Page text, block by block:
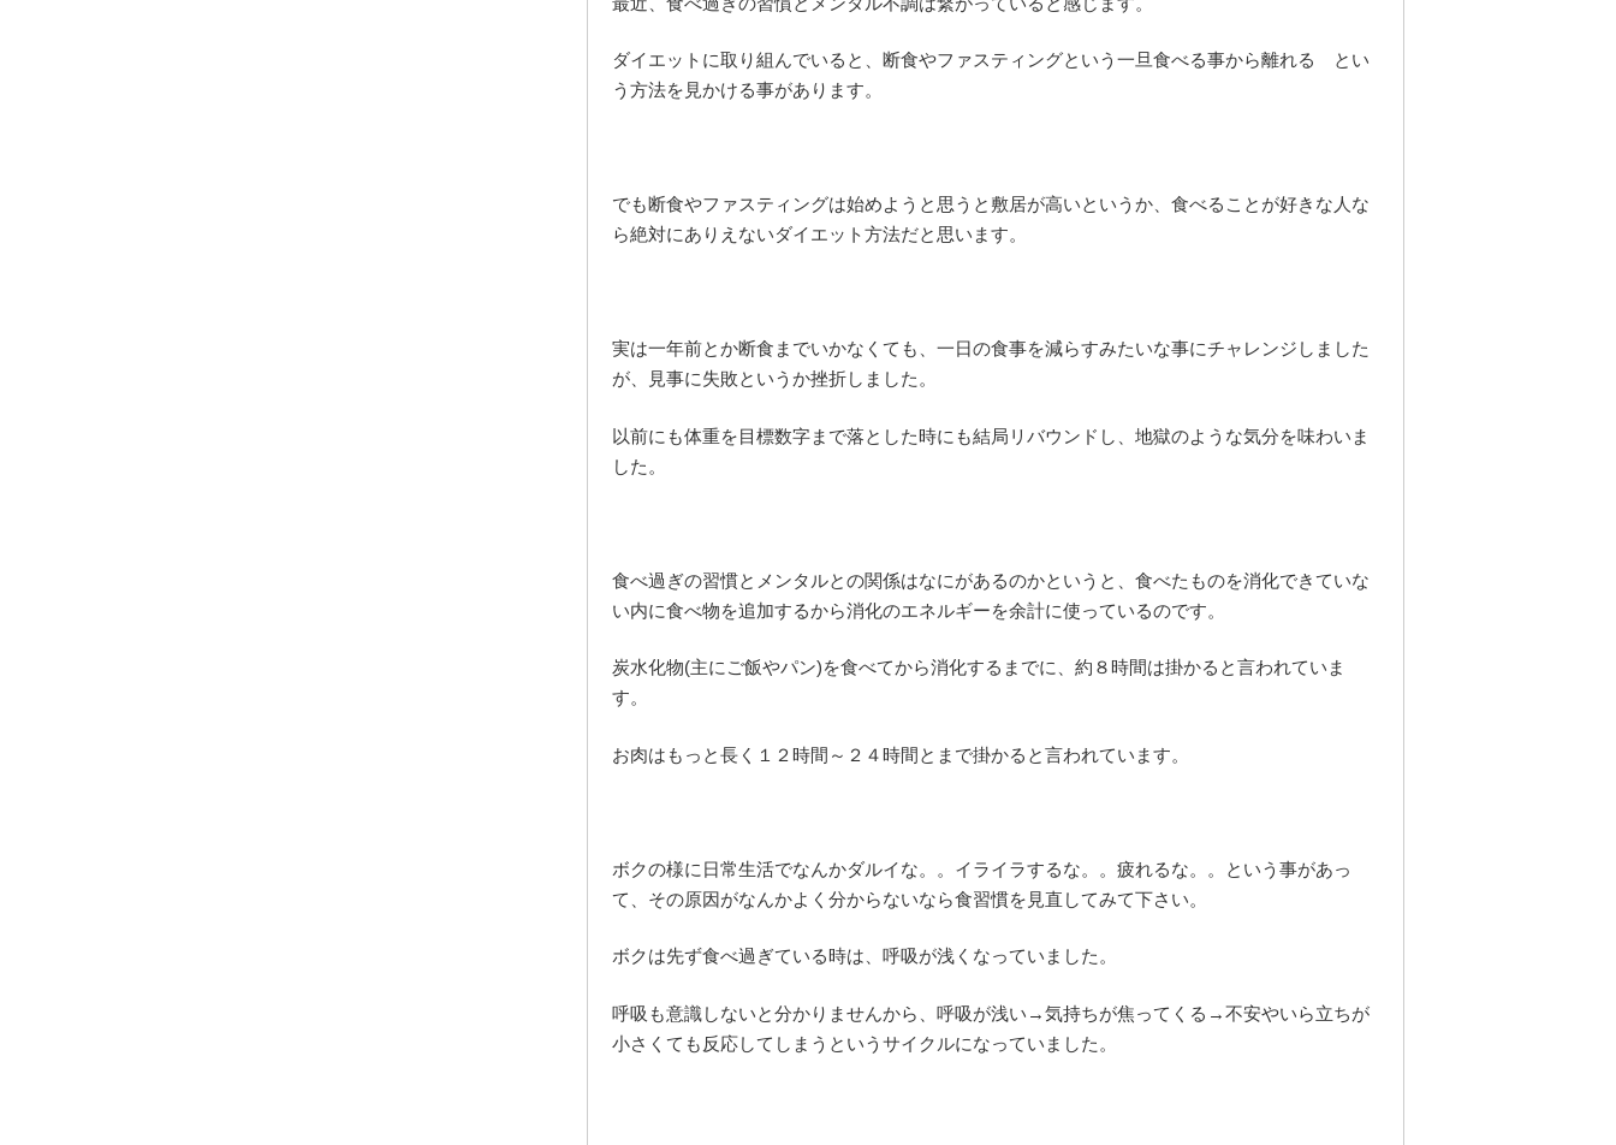
ダイエットに取り組んでいると、断食やファスティングという一旦食べる事から離れる とい
う方法を見かける事があります。
でも断食やファスティングは始めようと思うと敷居が高いというか、食べることが好きな人な
ら絶対にありえないダイエット方法だと思います。
実は一年前とか断食までいかなくても、一日の食事を減らすみたいな事にチャレンジしました
が、見事に失敗というか挫折しました。
以前にも体重を目標数字まで落とした時にも結局リバウンドし、地獄のような気分を味わいま
した。
食べ過ぎの習慣とメンタルとの関係はなにがあるのかというと、食べたものを消化できていな
い内に食べ物を追加するから消化のエネルギーを余計に使っているのです。
炭水化物(主にご飯やパン)を食べてから消化するまでに、約８時間は掛かると言われていま
す。
お肉はもっと長く１２時間～２４時間とまで掛かると言われています。
ボクの様に日常生活でなんかダルイな。。イライラするな。。疲れるな。。という事があっ
て、その原因がなんかよく分からないなら食習慣を見直してみて下さい。
ボクは先ず食べ過ぎている時は、呼吸が浅くなっていました。
呼吸も意識しないと分かりませんから、呼吸が浅い→気持ちが焦ってくる→不安やいら立ちが
小さくても反応してしまうというサイクルになっていました。